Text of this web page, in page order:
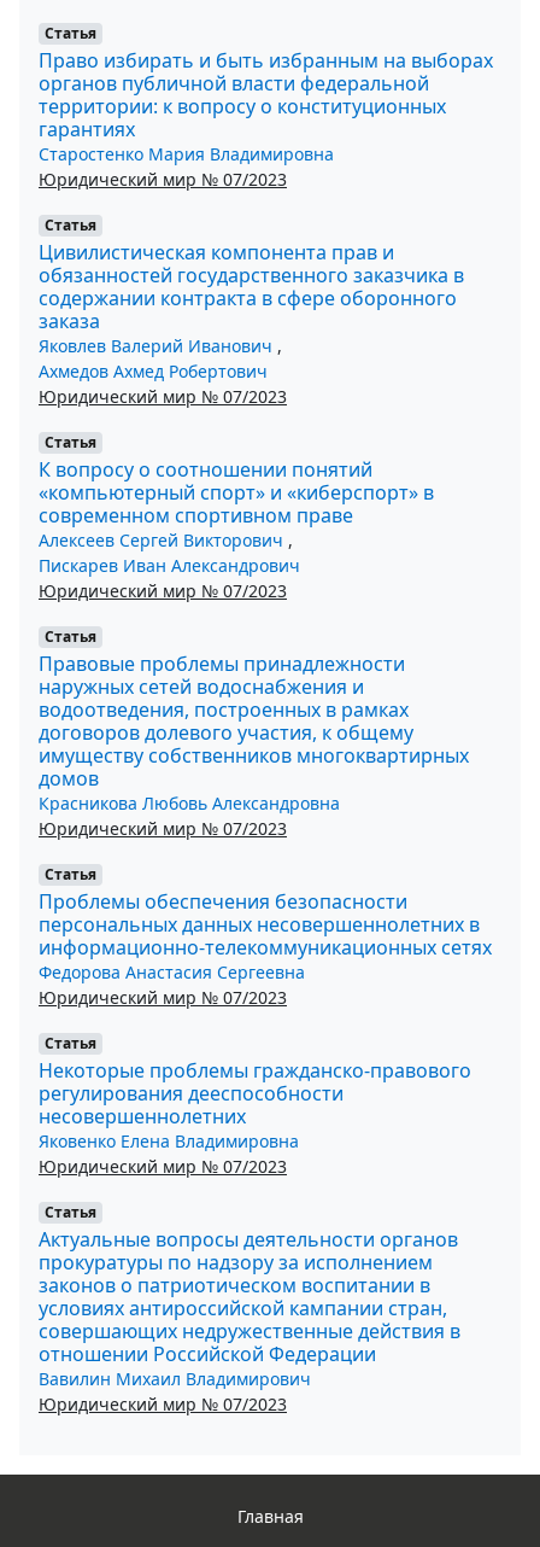
Статья
Право избирать и быть избранным на выборах
органов публичной власти федеральной
территории: к вопросу о конституционных
гарантиях
Старостенко Мария Владимировна
Юридический мир № 07/2023
Статья
Цивилистическая компонента прав и
обязанностей государственного заказчика в
содержании контракта в сфере оборонного
заказа
Яковлев Валерий Иванович ,
Ахмедов Ахмед Робертович
Юридический мир № 07/2023
Статья
К вопросу о соотношении понятий
«компьютерный спорт» и «киберспорт» в
современном спортивном праве
Алексеев Сергей Викторович ,
Пискарев Иван Александрович
Юридический мир № 07/2023
Статья
Правовые проблемы принадлежности
наружных сетей водоснабжения и
водоотведения, построенных в рамках
договоров долевого участия, к общему
имуществу собственников многоквартирных
домов
Красникова Любовь Александровна
Юридический мир № 07/2023
Статья
Проблемы обеспечения безопасности
персональных данных несовершеннолетних в
информационно-телекоммуникационных сетях
Федорова Анастасия Сергеевна
Юридический мир № 07/2023
Статья
Некоторые проблемы гражданско-правового
регулирования дееспособности
несовершеннолетних
Яковенко Елена Владимировна
Юридический мир № 07/2023
Статья
Актуальные вопросы деятельности органов
прокуратуры по надзору за исполнением
законов о патриотическом воспитании в
условиях антироссийской кампании стран,
совершающих недружественные действия в
отношении Российской Федерации
Вавилин Михаил Владимирович
Юридический мир № 07/2023
Главная